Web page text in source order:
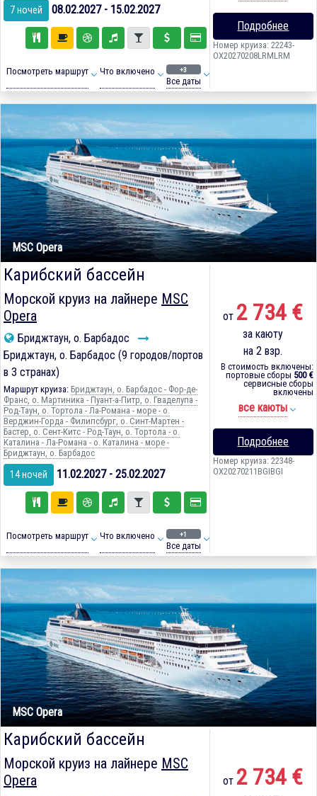
7 ночей 08.02.2027 - 15.02.2027
Посмотреть маршрут Что включено +3
Все даты
Подробнее
Номер круиза: 22243-
OX20270208LRMLRM
MSC Opera
Карибский бассейн
Морской круиз на лайнере MSC
Opera
Бриджтаун, о. Барбадос
Бриджтаун, о. Барбадос (9 городов/портов
в 3 странах)
Маршрут круиза: Бриджтаун, о. Барбадос - Фор-де-
Франс, о. Мартиника - Пуант-а-Питр, о. Гваделупа -
Род-Таун, о. Тортола - Ла-Романа - море - о.
Верджин-Горда - Филипсбург, о. Синт-Мартен -
Бастер, о. Сент-Китс - Род-Таун, о. Тортола - о.
Каталина - Ла-Романа - о. Каталина - море -
Бриджтаун, о. Барбадос
14 ночей 11.02.2027 - 25.02.2027
Посмотреть маршрут Что включено +1
Все даты
от 2 734 €
за каюту
на 2 взр.
В стоимость включены:
портовые сборы 500 €
сервисные сборы
включены
все каюты
Подробнее
Номер круиза: 22348-
OX20270211BGIBGI
MSC Opera
Карибский бассейн
Морской круиз на лайнере MSC
Opera
от 2 734 €